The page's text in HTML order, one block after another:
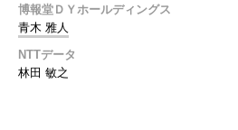
博報堂ＤＹホールディングス
青木 雅人
NTTデータ
林田 敏之